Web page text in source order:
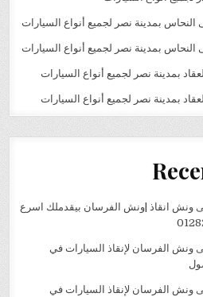
بمدينة نصر لجميع أنواع السيارات
بمدينة نصر لجميع أنواع السيارات
بمدينة نصر لجميع أنواع السيارات
بمدينة نصر لجميع أنواع السيارات
ونش انقاذ |ونش الفرسان بيقدملك اسرع
ونش الفرسان لإنقاذ السيارات في
ونش الفرسان لإنقاذ السيارات في